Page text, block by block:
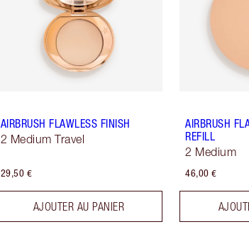
AIRBRUSH FLAWLESS FINISH
2 Medium Travel
29,50 €
AJOUTER AU PANIER
AIRBRUSH
REFILL
2 Medium
46,00 €